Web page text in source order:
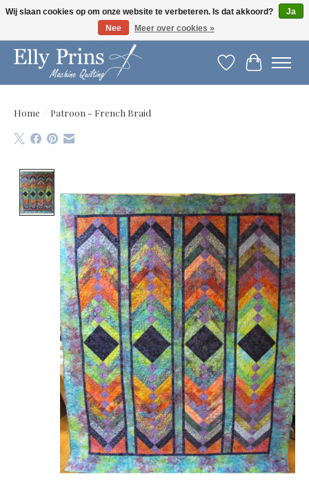
Let op: gewijzigde openingstijden!
Verlanglijst
Home / Patroon - French Braid
Wij slaan cookies op om onze website te verbeteren. Is dat akkoord?
Ja
Nee
Meer over cookies »